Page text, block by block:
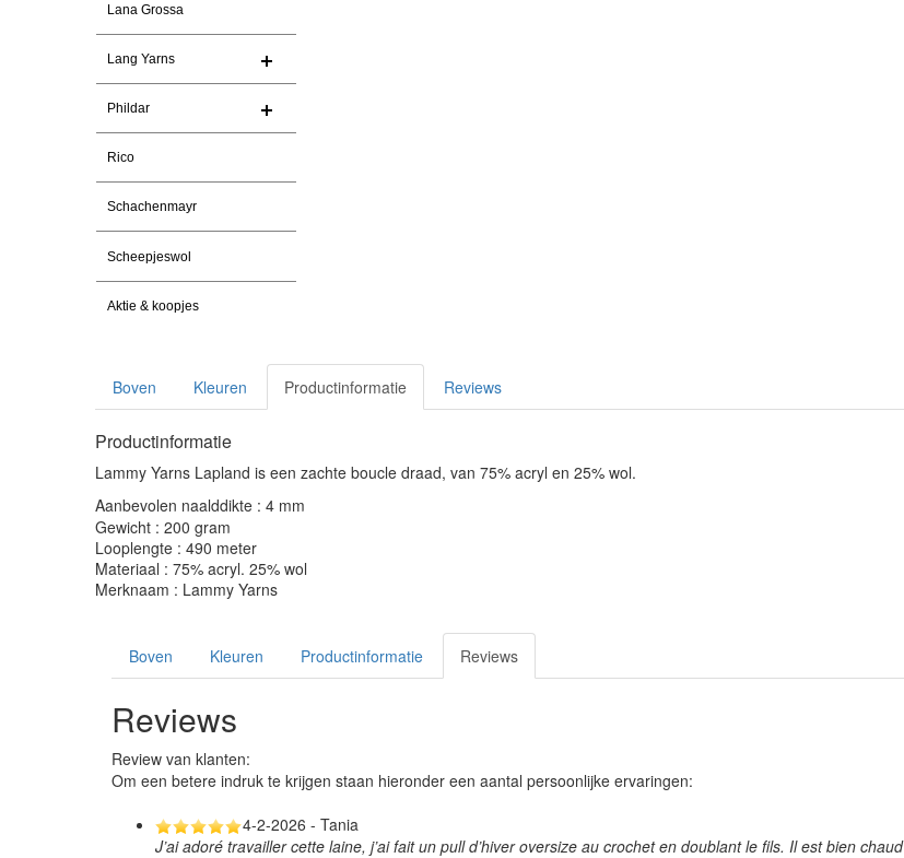
Lana Grossa
Lang Yarns
Phildar
Rico
Schachenmayr
Scheepjeswol
Aktie & koopjes
Boven Kleuren Productinformatie Reviews
Productinformatie
Lammy Yarns Lapland is een zachte boucle draad, van 75% acryl en 25% wol.
Aanbevolen naalddikte : 4 mm
Gewicht : 200 gram
Looplengte : 490 meter
Materiaal : 75% acryl. 25% wol
Merknaam : Lammy Yarns
Boven Kleuren Productinformatie Reviews
Reviews
Review van klanten:
Om een betere indruk te krijgen staan hieronder een aantal persoonlijke ervaringen:
4-2-2026 - Tania
J’ai adoré travailler cette laine, j’ai fait un pull d’hiver oversize au crochet en doublant le fils. Il est bien chaud